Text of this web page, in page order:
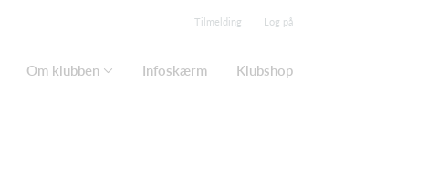
Tilmelding Log på
Om klubben Infoskærm Klubshop